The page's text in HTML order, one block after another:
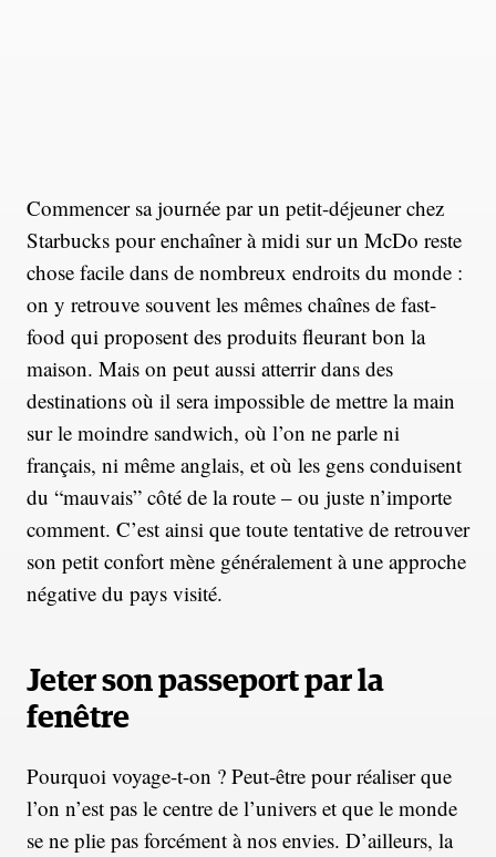
Commencer sa journée par un petit-déjeuner chez
Starbucks pour enchaîner à midi sur un McDo reste
chose facile dans de nombreux endroits du monde :
on y retrouve souvent les mêmes chaînes de fast-
food qui proposent des produits fleurant bon la
maison. Mais on peut aussi atterrir dans des
destinations où il sera impossible de mettre la main
sur le moindre sandwich, où l’on ne parle ni
français, ni même anglais, et où les gens conduisent
du “mauvais” côté de la route – ou juste n’importe
comment. C’est ainsi que toute tentative de retrouver
son petit confort mène généralement à une approche
négative du pays visité.
Jeter son passeport par la
fenêtre
Pourquoi voyage-t-on ? Peut-être pour réaliser que
l’on n’est pas le centre de l’univers et que le monde
se ne plie pas forcément à nos envies. D’ailleurs, la